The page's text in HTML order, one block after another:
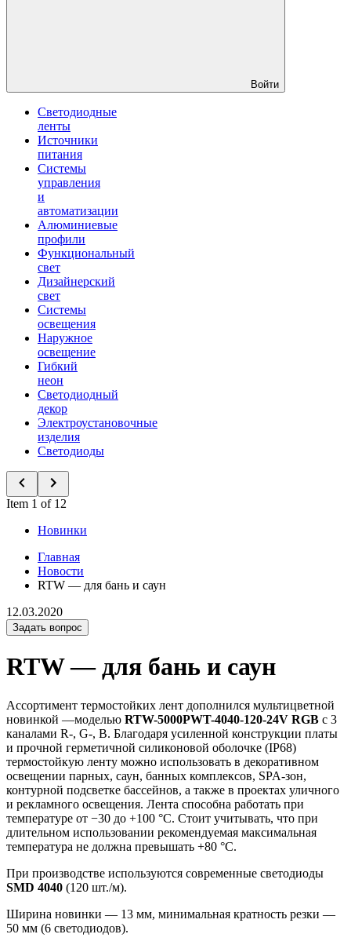
Войти
Светодиодные
ленты
Источники
питания
Системы
управления
и
автоматизации
Алюминиевые
профили
Функциональный
свет
Дизайнерский
свет
Системы
освещения
Наружное
освещение
Гибкий
неон
Светодиодный
декор
Электроустановочные
изделия
Светодиоды
Item 1 of 12
Новинки
Главная
Новости
RTW — для бань и саун
12.03.2020
Задать вопрос
RTW — для бань и саун
Ассортимент термостойких лент дополнился мультицветной
новинкой —моделью RTW-5000PWT-4040-120-24V RGB с 3
каналами R-, G-, B. Благодаря усиленной конструкции платы
и прочной герметичной силиконовой оболочке (IP68)
термостойкую ленту можно использовать в декоративном
освещении парных, саун, банных комплексов, SPA-зон,
контурной подсветке бассейнов, а также в проектах уличного
и рекламного освещения. Лента способна работать при
температуре от −30 до +100 °C. Стоит учитывать, что при
длительном использовании рекомендуемая максимальная
температура не должна превышать +80 °C.
При производстве используются современные светодиоды
SMD 4040 (120 шт./м).
Ширина новинки — 13 мм, минимальная кратность резки —
50 мм (6 светодиодов).